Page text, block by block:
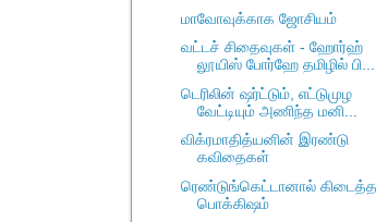
மாவோவுக்காக ஜோசியம்
வட்டச் சிதைவுகள் - ஹோர்ஹ்
லூயிஸ் போர்ஹே தமிழில் பி...
டெரிலின் ஷர்ட்டும், எட்டுமுழ
வேட்டியும் அணிந்த மனி...
விக்ரமாதித்யனின் இரண்டு
கவிதைகள்
ரெண்டுங்கெட்டானால் கிடைத்த
பொக்கிஷம்